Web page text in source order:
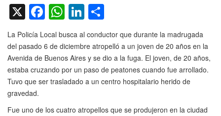
X Facebook
WhatsApp
LinkedIn
La Policía Local busca al conductor que durante la madrugada
del pasado 6 de diciembre atropelló a un joven de 20 años en la
Avenida de Buenos Aires y se dio a la fuga. El joven, de 20 años,
estaba cruzando por un paso de peatones cuando fue arrollado.
Tuvo que ser trasladado a un centro hospitalario herido de
gravedad.
Fue uno de los cuatro atropellos que se produjeron en la ciudad